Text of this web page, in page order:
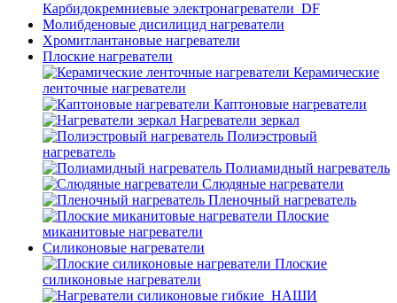
Карбидокремниевые электронагреватели_DF
Молибденовые дисилицид нагреватели
Хромитлантановые нагреватели
Плоские нагреватели
Керамические
ленточные нагреватели
Каптоновые нагреватели
Нагреватели зеркал
Полиэстровый
нагреватель
Полиамидный нагреватель
Слюдяные нагреватели
Пленочный нагреватель
Плоские
миканитовые нагреватели
Силиконовые нагреватели
Плоские
силиконовые нагреватели